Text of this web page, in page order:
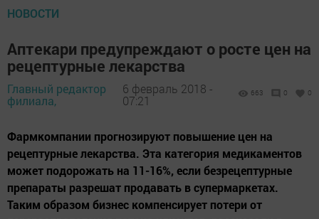
НОВОСТИ
Аптекари предупреждают о росте цен на
рецептурные лекарства
Главный редактор
филиала,
6 февраль 2018 -
07:21
663 0 0
Фармкомпании прогнозируют повышение цен на
рецептурные лекарства. Эта категория медикаментов
может подорожать на 11-16%, если безрецептурные
препараты разрешат продавать в супермаркетах.
Таким образом бизнес компенсирует потери от